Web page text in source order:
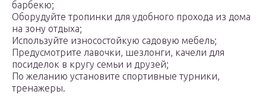
барбекю;
Оборудуйте тропинки для удобного прохода из дома
на зону отдыха;
Используйте износостойкую садовую мебель;
Предусмотрите лавочки, шезлонги, качели для
посиделок в кругу семьи и друзей;
По желанию установите спортивные турники,
тренажеры.